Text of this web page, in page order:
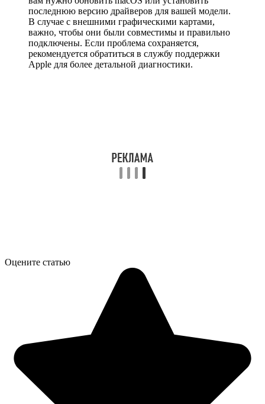
последнюю версию драйверов для вашей модели.
В случае с внешними графическими картами,
важно, чтобы они были совместимы и правильно
подключены. Если проблема сохраняется,
рекомендуется обратиться в службу поддержки
Apple для более детальной диагностики.
Оцените статью